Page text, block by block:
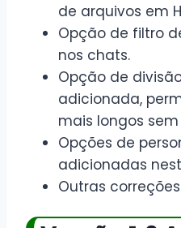
de arquivos em
Opção de filtro
nos chats.
Opção de
adicionada,
mais longos
Opções de
adicionadas
Outras